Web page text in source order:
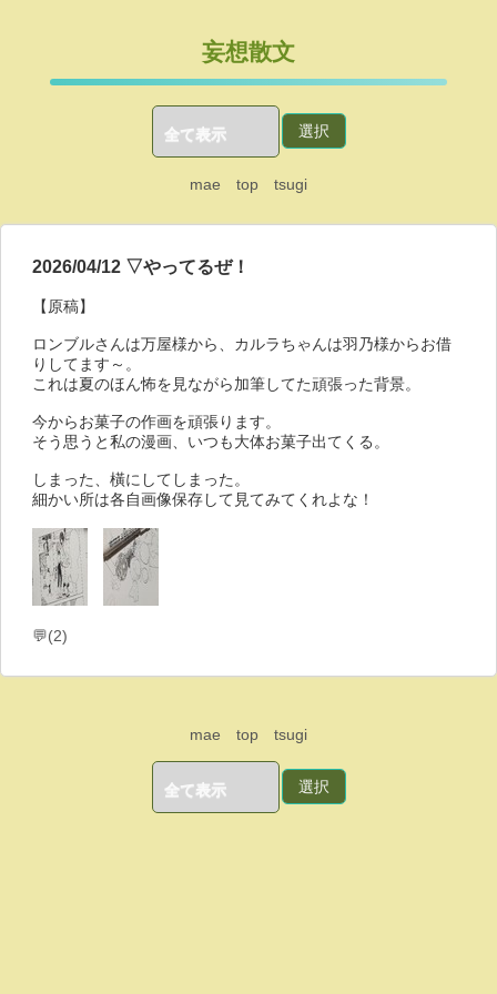
妄想散文
mae top tsugi
2026/04/12 ▽やってるぜ！
【原稿】
ロンブルさんは万屋様から、カルラちゃんは羽乃様からお借
りしてます～。
これは夏のほん怖を見ながら加筆してた頑張った背景。
今からお菓子の作画を頑張ります。
そう思うと私の漫画、いつも大体お菓子出てくる。
しまった、橫にしてしまった。
細かい所は各自画像保存して見てみてくれよな！
💬(2)
mae top tsugi